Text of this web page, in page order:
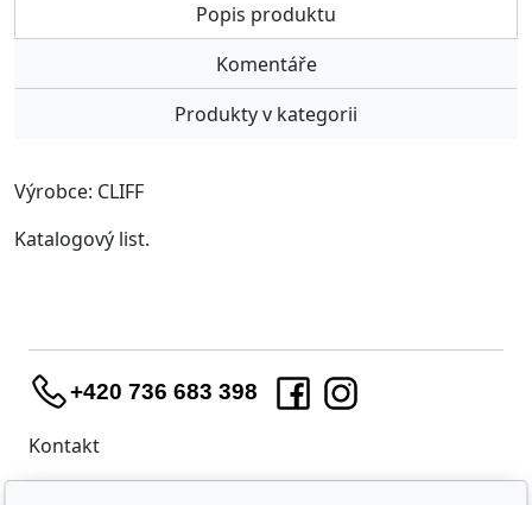
Popis produktu
Komentáře
Produkty v kategorii
Výrobce: CLIFF
Katalogový list.
+420 736 683 398
Kontakt